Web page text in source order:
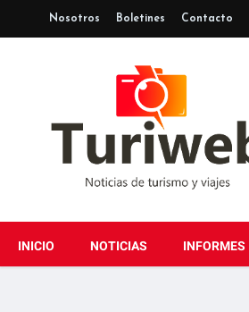
Nosotros Boletines Contacto
INICIO NOTICIAS INFORMES